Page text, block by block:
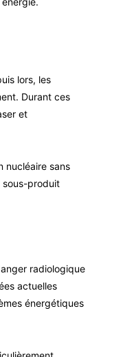
lors, les
Durant ces
et
nucléaire sans
sous-produit
radiologique
actuelles
énergétiques